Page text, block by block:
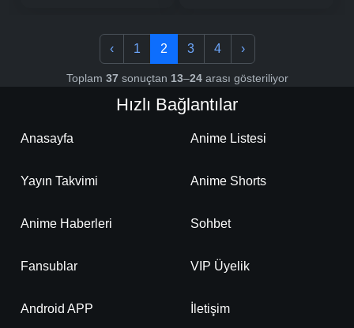
‹ 1 2 3 4 ›
Toplam 37sonuçtan 13–24arası gösteriliyor
Hızlı Bağlantılar
Anasayfa Anime Listesi
Yayın Takvimi Anime Shorts
Anime Haberleri Sohbet
Fansublar VIP Üyelik
Android APP İletişim